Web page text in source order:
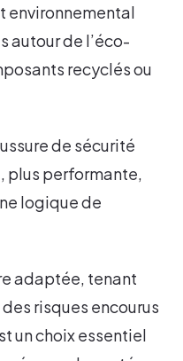
environnemental
autour de l’éco-
recyclés ou
de sécurité
plus performante,
logique de
adaptée, tenant
risques encourus
un choix essentiel